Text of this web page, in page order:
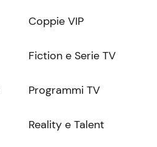
Coppie VIP
Fiction e Serie TV
Programmi TV
Reality e Talent